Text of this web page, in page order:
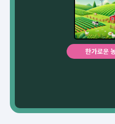
한가로운